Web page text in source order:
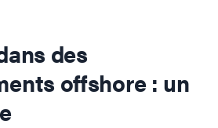
des
offshore : un